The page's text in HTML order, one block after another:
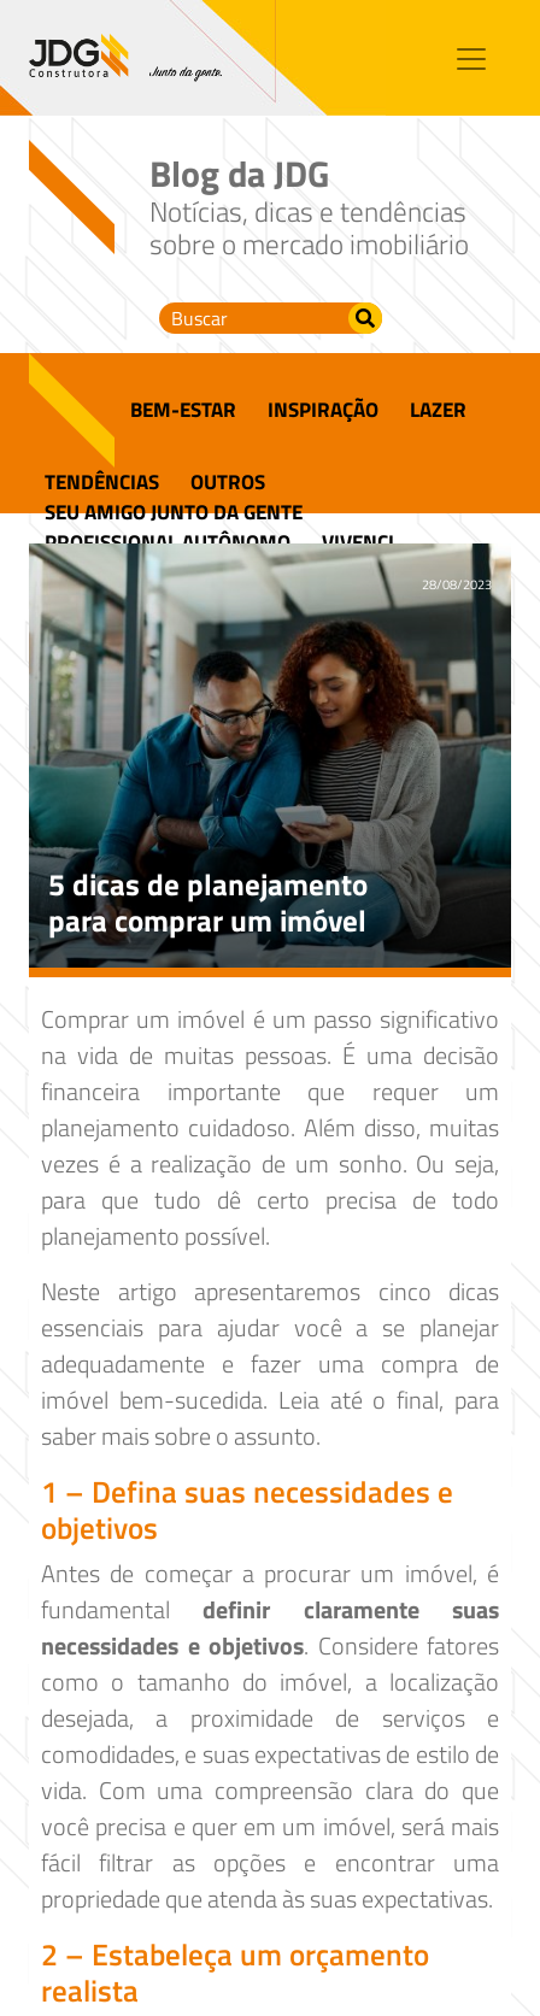
Contato
Sobre nós
Blog
Blog da JDG
Notícias, dicas e tendências
sobre o mercado imobiliário
BEM-ESTAR INSPIRAÇÃO LAZER
TENDÊNCIAS
OUTROS
SEU AMIGO JUNTO DA GENTE
PROFISSIONAL AUTÔNOMO
VIVENCI
5 dicas de planejamento
para comprar um imóvel
28/08/2023
Comprar um imóvel é um passo significativo
na vida de muitas pessoas. É uma decisão
financeira importante que requer um
planejamento cuidadoso. Além disso, muitas
vezes é a realização de um sonho. Ou seja,
para que tudo dê certo precisa de todo
planejamento possível.
Neste artigo apresentaremos cinco dicas
essenciais para ajudar você a se planejar
adequadamente e fazer uma compra de
imóvel bem-sucedida. Leia até o final, para
saber mais sobre o assunto.
1 – Defina suas necessidades e
objetivos
Antes de começar a procurar um imóvel, é
fundamentaldefinir claramente suas
necessidades e objetivos. Considere fatores
como o tamanho do imóvel, a localização
desejada, a proximidade de serviços e
comodidades, e suas expectativas de estilo de
vida. Com uma compreensão clara do que
você precisa e quer em um imóvel, será mais
fácil filtrar as opções e encontrar uma
propriedade que atenda às suas expectativas.
2 – Estabeleça um orçamento
realista